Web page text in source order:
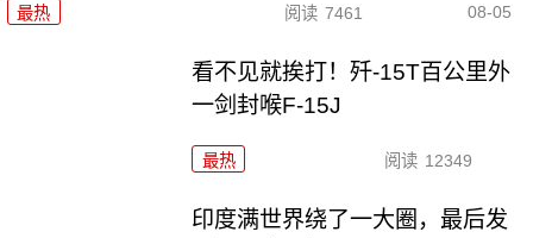
最热 阅读 7461 08-05
看不见就挨打！歼-15T百公里外
一剑封喉F-15J
最热 阅读 12349
印度满世界绕了一大圈，最后发